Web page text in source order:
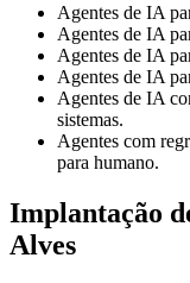
Agentes de IA
Agentes de IA
Agentes de IA
Agentes de IA
Agentes de IA
sistemas.
Agentes com
para humano.
Implantação
Alves